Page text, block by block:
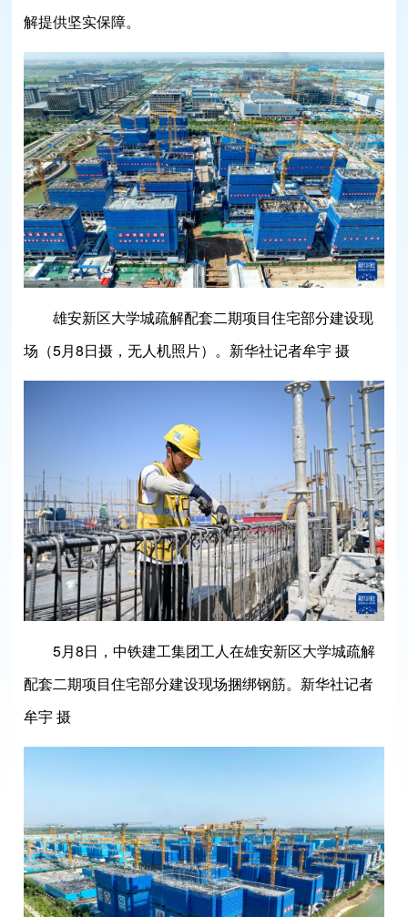
解提供坚实保障。
雄安新区大学城疏解配套二期项目住宅部分建设现
场（5月8日摄，无人机照片）。新华社记者牟宇 摄
5月8日，中铁建工集团工人在雄安新区大学城疏解
配套二期项目住宅部分建设现场捆绑钢筋。新华社记者
牟宇 摄